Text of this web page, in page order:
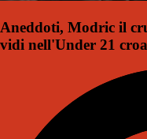
Aneddoti, Modric il
vidi nell'Under 21